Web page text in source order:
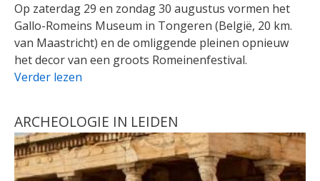
Op zaterdag 29 en zondag 30 augustus vormen het
Gallo-Romeins Museum in Tongeren (België, 20 km.
van Maastricht) en de omliggende pleinen opnieuw
het decor van een groots Romeinenfestival.
Verder lezen
ARCHEOLOGIE IN LEIDEN